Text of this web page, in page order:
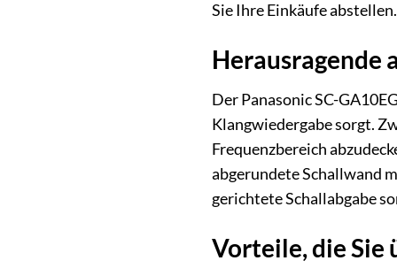
Sie Ihre Einkäufe
Herausragende
Der Panasonic SC-
Klangwiedergabe sorgt.
Frequenzbereich
abgerundete Schallwand
gerichtete Schallabgabe
Vorteile, die Sie